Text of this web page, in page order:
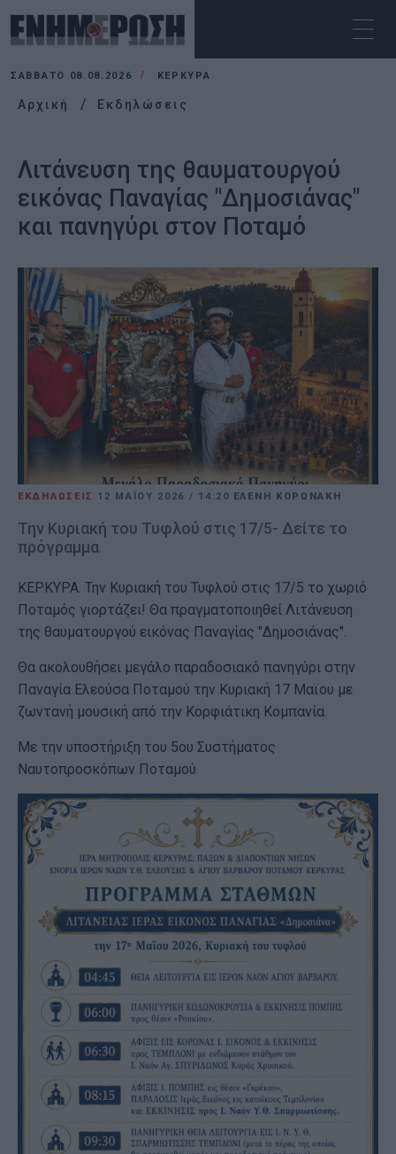
ΣΆΒΒΑΤΟ 08.08.2026 ΚΕΡΚΥΡΑ
Αρχική Εκδηλώσεις
Λιτάνευση της θαυματουργού
εικόνας Παναγίας "Δημοσιάνας"
και πανηγύρι στον Ποταμό
ΕΚΔΗΛΩΣΕΙΣ 12 ΜΑΪ́ΟΥ 2026 / 14:20 ΕΛΕΝΗ ΚΟΡΩΝΑΚΗ
Την Κυριακή του Τυφλού στις 17/5- Δείτε το
πρόγραμμα
ΚΕΡΚΥΡΑ. Την Κυριακή του Τυφλού στις 17/5 το χωριό
Ποταμός γιορτάζει! Θα πραγματοποιηθεί Λιτάνευση
της θαυματουργού εικόνας Παναγίας "Δημοσιάνας".
Θα ακολουθήσει μεγάλο παραδοσιακό πανηγύρι στην
Παναγία Ελεούσα Ποταμού την Κυριακή 17 Μαϊου με
ζωντανή μουσική από την Κορφιάτικη Κομπανία.
Με την υποστήριξη του 5ου Συστήματος
Ναυτοπροσκόπων Ποταμού